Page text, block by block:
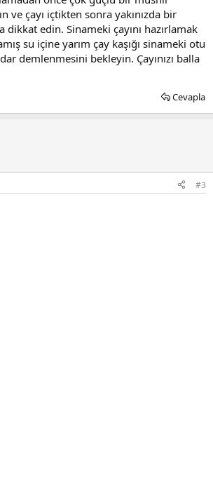
ve çayı içtikten sonra yakınızda bir
dikkat edin. Sinameki çayını hazırlamak
su içine yarım çay kaşığı sinameki otu
demlenmesini bekleyin. Çayınızı balla
Cevapla
#3